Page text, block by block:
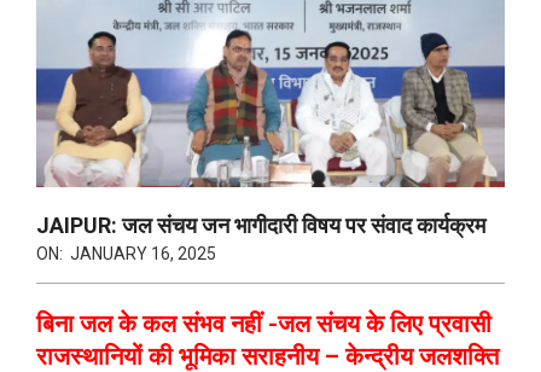
JAIPUR: जल संचय जन भागीदारी विषय पर संवाद कार्यक्रम
ON: JANUARY 16, 2025
बिना जल के कल संभव नहीं -जल संचय के लिए प्रवासी
राजस्थानियों की भूमिका सराहनीय – केन्द्रीय जलशक्ति